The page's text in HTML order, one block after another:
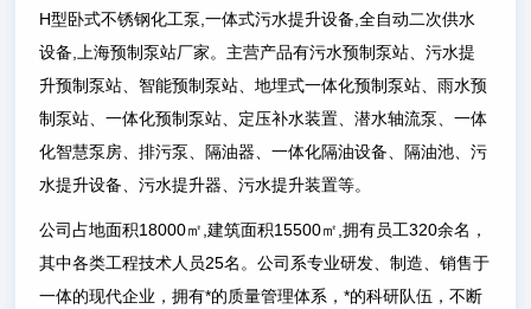
H型卧式不锈钢化工泵,一体式污水提升设备,全自动二次供水
设备,上海预制泵站厂家。主营产品有污水预制泵站、污水提
升预制泵站、智能预制泵站、地埋式一体化预制泵站、雨水预
制泵站、一体化预制泵站、定压补水装置、潜水轴流泵、一体
化智慧泵房、排污泵、隔油器、一体化隔油设备、隔油池、污
水提升设备、污水提升器、污水提升装置等。
公司占地面积18000㎡,建筑面积15500㎡,拥有员工320余名，
其中各类工程技术人员25名。公司系专业研发、制造、销售于
一体的现代企业，拥有*的质量管理体系，*的科研队伍，不断